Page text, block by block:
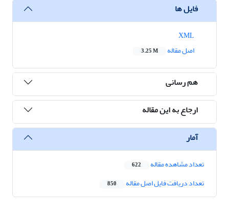
فایل ها
اصل مقاله
3.25 M
هم رسانی
ارجاع به این مقاله
آمار
تعداد مشاهده مقاله 622
تعداد دریافت فایل اصل مقاله 850